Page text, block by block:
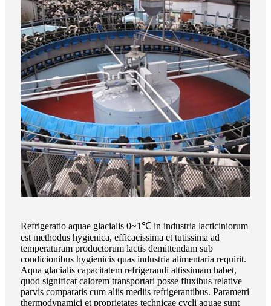
Refrigeratio aquae glacialis 0~1℃ in industria lacticiniorum
est methodus hygienica, efficacissima et tutissima ad
temperaturam productorum lactis demittendam sub
condicionibus hygienicis quas industria alimentaria requirit.
Aqua glacialis capacitatem refrigerandi altissimam habet,
quod significat calorem transportari posse fluxibus relative
parvis comparatis cum aliis mediis refrigerantibus. Parametri
thermodynamici et proprietates technicae cycli aquae sunt